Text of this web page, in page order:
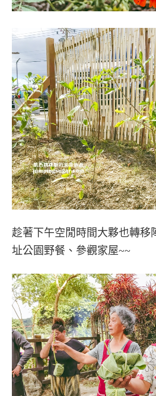
趁著下午空閒時間大夥也轉移
址公園野餐、參觀家屋~~